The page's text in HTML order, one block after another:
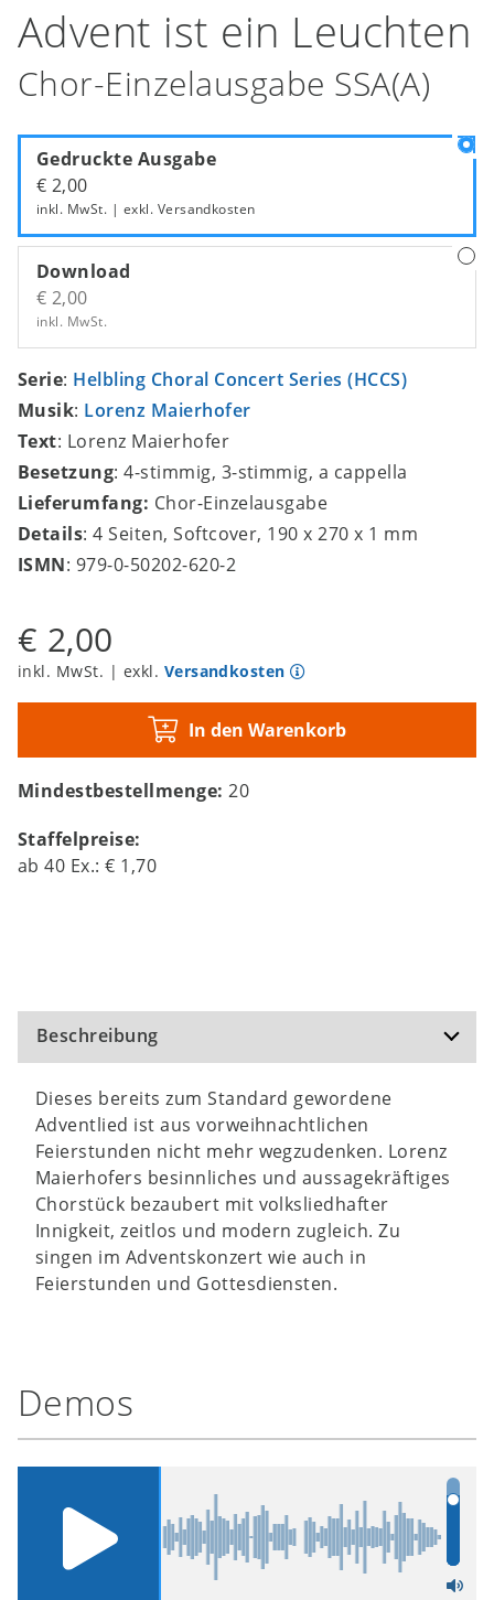
Advent ist ein Leuchten
Chor-Einzelausgabe SSA(A)
Gedruckte Ausgabe
€ 2,00
inkl. MwSt. | exkl. Versandkosten
Download
€ 2,00
inkl. MwSt.
Serie: Helbling Choral Concert Series (HCCS)
Musik: Lorenz Maierhofer
Text: Lorenz Maierhofer
Besetzung: 4-stimmig, 3-stimmig, a cappella
Lieferumfang: Chor-Einzelausgabe
Details: 4 Seiten, Softcover, 190 x 270 x 1 mm
ISMN: 979-0-50202-620-2
€ 2,00
inkl. MwSt. | exkl. Versandkosten
In den Warenkorb
Mindestbestellmenge:20
Staffelpreise:
ab40 Ex.:€ 1,70
Beschreibung
Dieses bereits zum Standard gewordene
Adventlied ist aus vorweihnachtlichen
Feierstunden nicht mehr wegzudenken. Lorenz
Maierhofers besinnliches und aussagekräftiges
Chorstück bezaubert mit volksliedhafter
Innigkeit, zeitlos und modern zugleich. Zu
singen im Adventskonzert wie auch in
Feierstunden und Gottesdiensten.
Demos